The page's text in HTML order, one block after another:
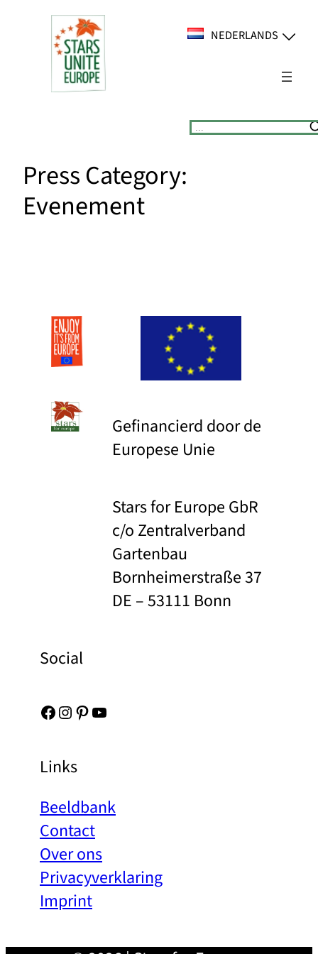
NEDERLANDS
Suchen
Press Category:
Evenement
Gefinancierd door de
Europese Unie
Stars for Europe GbR
c/o Zentralverband
Gartenbau
Bornheimerstraße 37
DE – 53111 Bonn
Social
Facebook Instagram Pinterest YouTube
Links
Beeldbank
Contact
Over ons
Privacyverklaring
Imprint